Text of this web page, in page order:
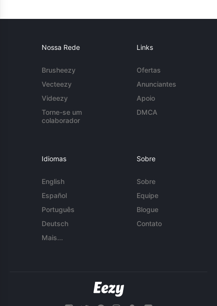
Nossa Rede
Brusheezy
Vecteezy
Videezy
Torne-se um
colaborador
Links
Ofertas
Anunciantes
Apoio
DMCA
Idiomas
English
Español
Português
Deutsch
Mais...
Sobre
Sobre
Equipe
Blogue
Contato